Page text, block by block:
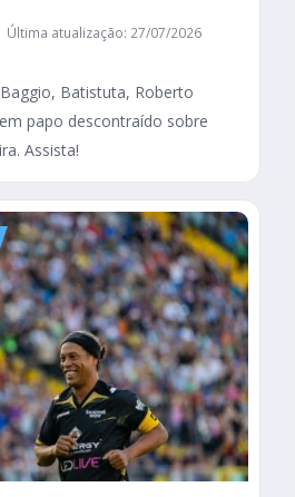
Última atualização: 27/07/2026
Batistuta, Roberto
papo descontraído sobre
Assista!